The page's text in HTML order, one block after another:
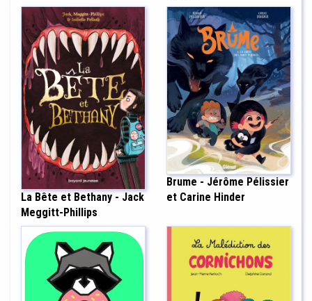
La Bête et Bethany - Jack
Meggitt-Phillips
Brume - Jérôme Pélissier
et Carine Hinder